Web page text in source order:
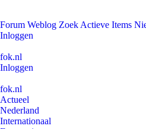
Forum Weblog Zoek Actieve Items
Inloggen
fok.nl
Inloggen
fok.nl
Actueel
Nederland
Internationaal